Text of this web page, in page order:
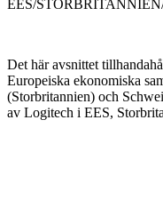
EES/
Det här avsnittet
Europeiska ekonomiska
(Storbritannien) och
av Logitech i EES,